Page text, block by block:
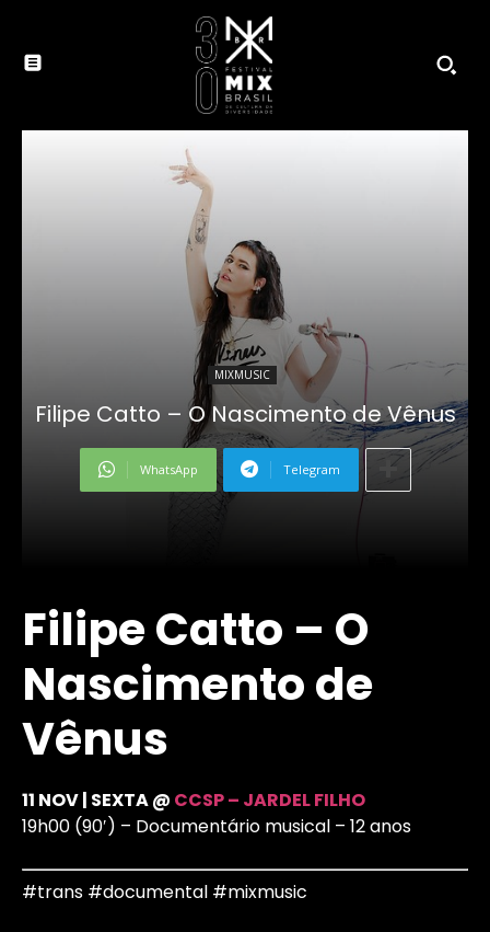
MIXMUSIC
Filipe Catto – O Nascimento de Vênus
WhatsApp Telegram
Filipe Catto – O
Nascimento de
Vênus
11 NOV | SEXTA @ CCSP – JARDEL FILHO
19h00 (90′) – Documentário musical – 12 anos
#trans #documental #mixmusic